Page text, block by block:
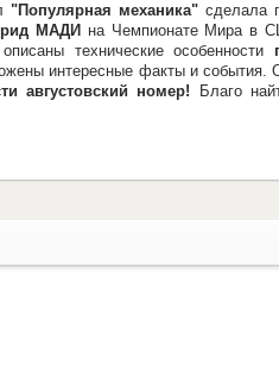
"Популярная механика" сделала
МАДИ на Чемпионате Мира в
технические особенности
интересные факты и события.
августовский номер! Благо